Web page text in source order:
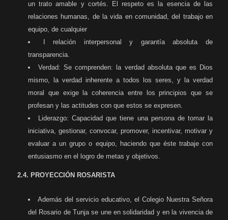
un trato amable y cortés. El respeto es la esencia de las
relaciones humanas, de la vida en comunidad, del trabajo en
equipo, de cualquier
I relación interpersonal y garantía absoluta de
transparencia.
Verdad: Se comprenden: la verdad absoluta que es Dios
mismo, la verdad inherente a todos los seres, y la verdad
moral que exige la coherencia entre los principios que se
profesan y las actitudes con que estos se expresen.
Liderazgo: Capacidad que tiene una persona de tomar la
iniciativa, gestionar, convo­car, promover, incentivar, motivar y
evaluar a un grupo o equipo, haciendo que éste trabaje con
entusiasmo en el logro de metas y objetivos.
2.4. PROYECCIÓN ROSARISTA
Además del servicio educativo, el Colegio Nuestra Señora
del Rosario de Tunja se une en solidaridad y en la vivencia de